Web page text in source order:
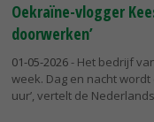
Oekraïne-vlogger
doorwerken’
01-05-2026- Het bedrijf
week. Dag en nacht
uur’, vertelt de